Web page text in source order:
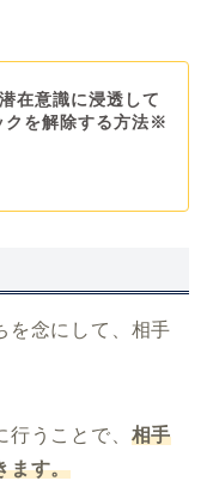
在意識に浸透して
クを解除する方法※
を念にして、相手
うことで、 相手
ます。